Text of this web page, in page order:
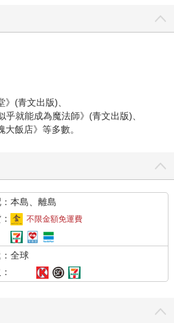
》(青文出版)、
乎就能成為魔法師》(青文出版)、
大飯店》等多數。
本島、離島
不限金額免運費
全球